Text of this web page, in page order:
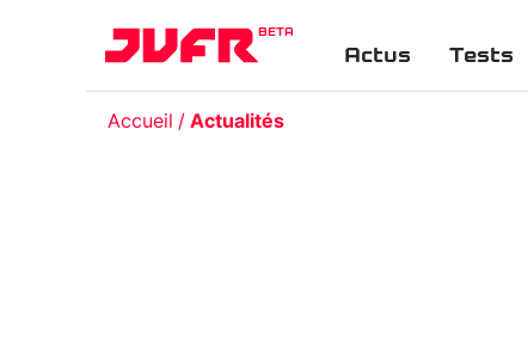
BETA
Actus Tests
Accueil Actualités